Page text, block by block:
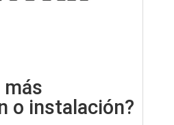
o instalación?